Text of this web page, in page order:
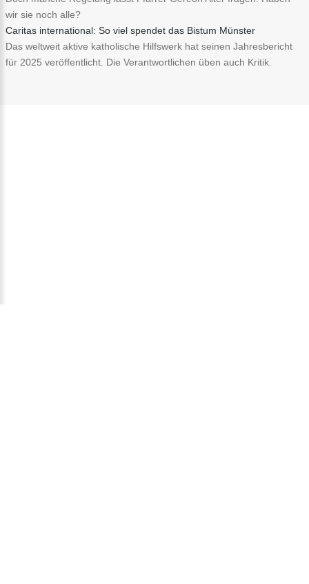
wir sie noch alle?
Caritas international: So viel spendet das Bistum Münster
Das weltweit aktive katholische Hilfswerk hat seinen Jahresbericht
für 2025 veröffentlicht. Die Verantwortlichen üben auch Kritik.